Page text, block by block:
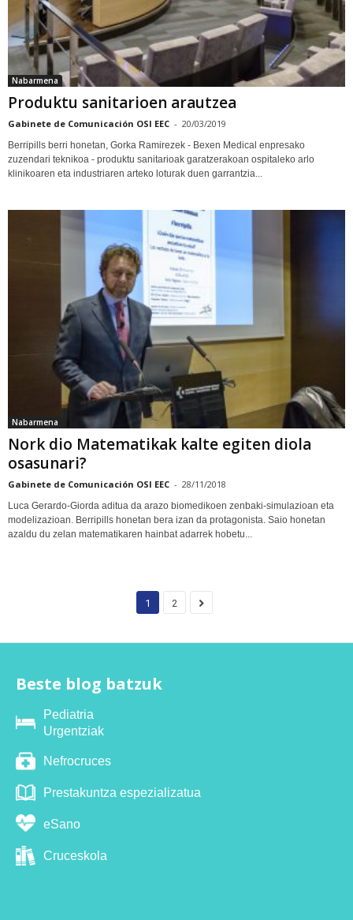
Nabarmena
Produktu sanitarioen arautzea
Gabinete de Comunicación OSI EEC - 20/03/2019
Berripills berri honetan, Gorka Ramirezek - Bexen Medical enpresako
zuzendari teknikoa - produktu sanitarioak garatzerakoan ospitaleko arlo
klinikoaren eta industriaren arteko loturak duen garrantzia...
Nabarmena
Nork dio Matematikak kalte egiten diola
osasunari?
Gabinete de Comunicación OSI EEC - 28/11/2018
Luca Gerardo-Giorda aditua da arazo biomedikoen zenbaki-simulazioan eta
modelizazioan. Berripills honetan bera izan da protagonista. Saio honetan
azaldu du zelan matematikaren hainbat adarrek hobetu...
1 2
Beste blog batzuk
Pediatria
Urgentziak
Nefrocruces
Prestakuntza espezializatua
eSano
Cruceskola